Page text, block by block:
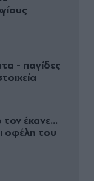
- παγίδες
έκανε...
οφέλη του